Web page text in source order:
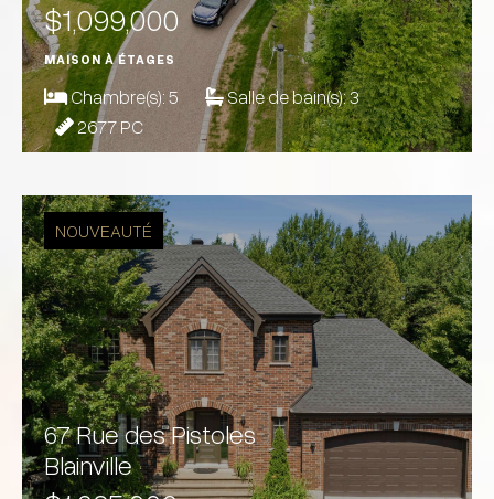
$1,099,000
MAISON À ÉTAGES
Chambre(s):5 Salle de bain(s):3
2677 PC
NOUVEAUTÉ
67 Rue des Pistoles
Blainville